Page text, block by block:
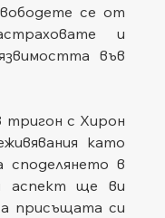
се от
и
във
тригон с Хирон
като
споделянето в
аспект ще ви
присъщата си